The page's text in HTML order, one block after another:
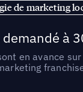
de marketing
à
en avance